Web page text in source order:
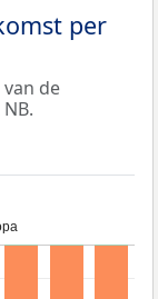
per
de